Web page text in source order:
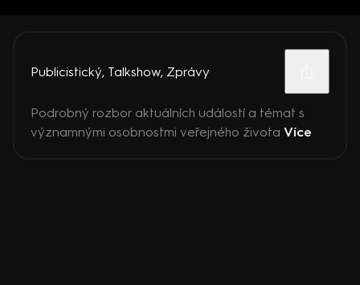
Publicistický, Talkshow, Zprávy
Podrobný rozbor aktuálních událostí a témat s
významnými osobnostmi veřejného života Více